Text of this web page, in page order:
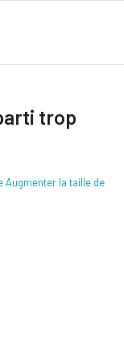
trop
Augmenter la taille de